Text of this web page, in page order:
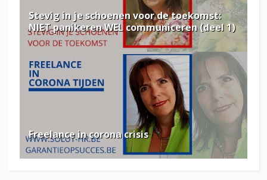
Stevig in je schoenen voor de toekomst:
NIET panikeren WEL communiceren (deel 1)
Freelance in corona crisis